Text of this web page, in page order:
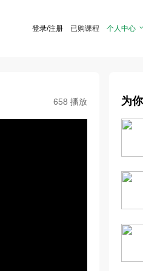
登录/注册 已购课程 个人中心 
658 播放 为